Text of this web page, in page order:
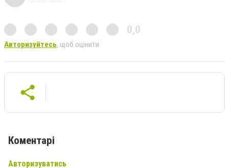
0,0
Авторизуйтесь, щоб оцінити
Коментарі
Авторизуватись